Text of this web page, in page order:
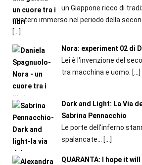
un Giappone ricco di
mistero immerso nel periodo della
[…]
Nora: experiment 02 di
Lei è l'invenzione del
tra macchina e uomo. […]
Dark and Light: La Via
Sabrina Pennacchio
Le porte dell'inferno
spalancate... […]
QUARANTA: I hope it